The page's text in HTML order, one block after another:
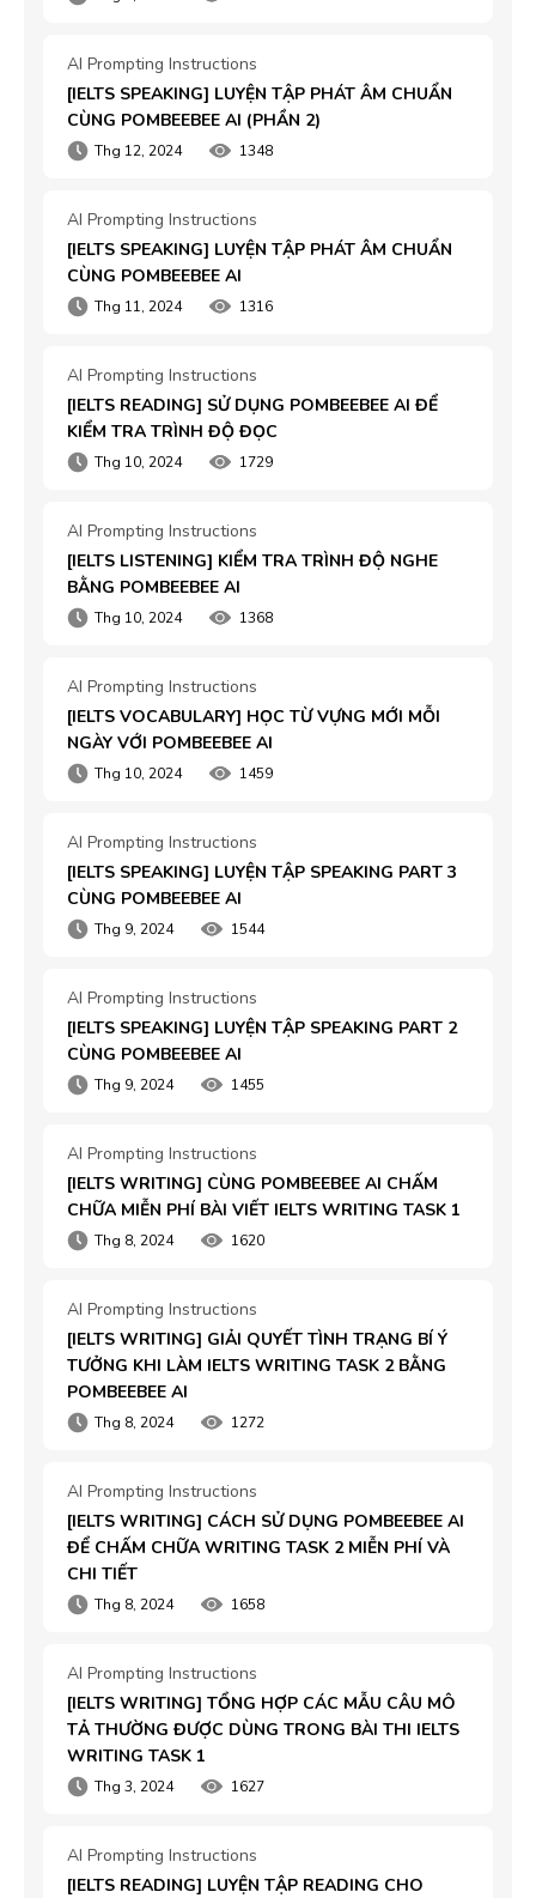
AI Prompting Instructions
[IELTS SPEAKING] LUYỆN TẬP PHÁT ÂM CHUẨN
CÙNG POMBEEBEE AI (PHẦN 2)
Thg 12, 2024 1348
AI Prompting Instructions
[IELTS SPEAKING] LUYỆN TẬP PHÁT ÂM CHUẨN
CÙNG POMBEEBEE AI
Thg 11, 2024 1316
AI Prompting Instructions
[IELTS READING] SỬ DỤNG POMBEEBEE AI ĐỂ
KIỂM TRA TRÌNH ĐỘ ĐỌC
Thg 10, 2024 1729
AI Prompting Instructions
[IELTS LISTENING] KIỂM TRA TRÌNH ĐỘ NGHE
BẰNG POMBEEBEE AI
Thg 10, 2024 1368
AI Prompting Instructions
[IELTS VOCABULARY] HỌC TỪ VỰNG MỚI MỖI
NGÀY VỚI POMBEEBEE AI
Thg 10, 2024 1459
AI Prompting Instructions
[IELTS SPEAKING] LUYỆN TẬP SPEAKING PART 3
CÙNG POMBEEBEE AI
Thg 9, 2024 1544
AI Prompting Instructions
[IELTS SPEAKING] LUYỆN TẬP SPEAKING PART 2
CÙNG POMBEEBEE AI
Thg 9, 2024 1455
AI Prompting Instructions
[IELTS WRITING] CÙNG POMBEEBEE AI CHẤM
CHỮA MIỄN PHÍ BÀI VIẾT IELTS WRITING TASK 1
Thg 8, 2024 1620
AI Prompting Instructions
[IELTS WRITING] GIẢI QUYẾT TÌNH TRẠNG BÍ Ý
TƯỞNG KHI LÀM IELTS WRITING TASK 2 BẰNG
POMBEEBEE AI
Thg 8, 2024 1272
AI Prompting Instructions
[IELTS WRITING] CÁCH SỬ DỤNG POMBEEBEE AI
ĐỂ CHẤM CHỮA WRITING TASK 2 MIỄN PHÍ VÀ
CHI TIẾT
Thg 8, 2024 1658
AI Prompting Instructions
[IELTS WRITING] TỔNG HỢP CÁC MẪU CÂU MÔ
TẢ THƯỜNG ĐƯỢC DÙNG TRONG BÀI THI IELTS
WRITING TASK 1
Thg 3, 2024 1627
AI Prompting Instructions
[IELTS READING] LUYỆN TẬP READING CHO